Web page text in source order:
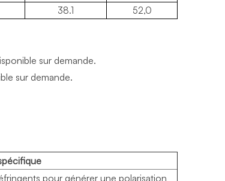
38.1 52,0
sur demande.
sur demande.
pour générer une polarisation